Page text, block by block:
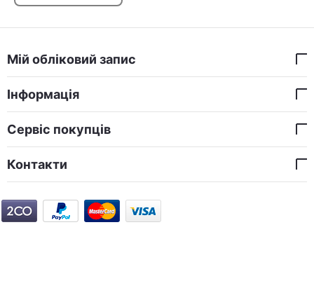
Мій обліковий запис
Інформація
Сервіс покупців
Контакти